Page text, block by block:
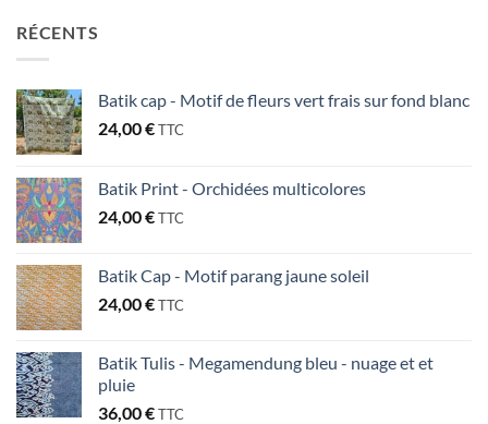
RÉCENTS
Batik cap - Motif de fleurs vert frais sur fond blanc
24,00€TTC
Batik Print - Orchidées multicolores
24,00€TTC
Batik Cap - Motif parang jaune soleil
24,00€TTC
Batik Tulis - Megamendung bleu - nuage et et
pluie
36,00€TTC